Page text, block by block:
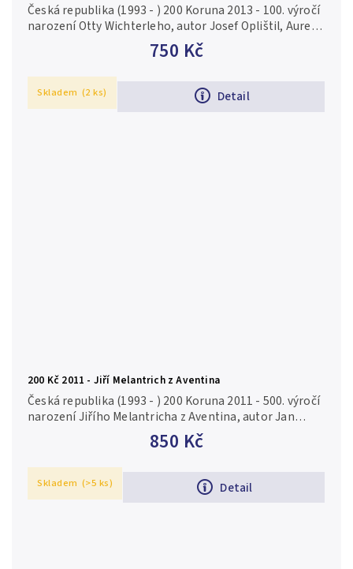
750 Kč
Detail
Česká republika (1993 - ) 200 Koruna 2013 - 100. výročí
narození Otty Wichterleho, autor Josef Oplištil, Aurea
C193 kapsle, certifikát, běžná kvalita Ag 0,925, 31 mm
Skladem (2 ks)
200 Kč 2011 - Jiří Melantrich z Aventina
850 Kč
Detail
Česká republika (1993 - ) 200 Koruna 2011 - 500. výročí
narození Jiřího Melantricha z Aventina, autor Jan
Smrž, Aurea C179 certifikát, kapsle, běžná kvalita Ag
Skladem (>5 ks)